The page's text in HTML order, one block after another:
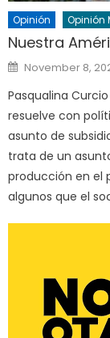
Opinión Opinión
Nuestra
Posted
on
November 8,
Pasqualina
resuelve con
asunto de
trata de un
producción en el
algunos que el